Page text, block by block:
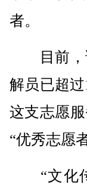
者。
目前，
解员已超
这支志愿
“优秀志愿
“文化传